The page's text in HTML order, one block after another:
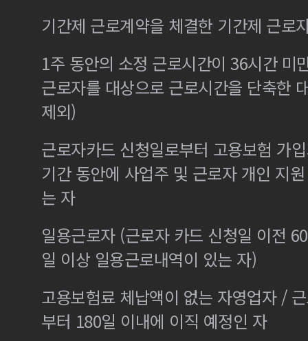
기간제 근로계약을 체결한 기간제 근로
1주 동안의 소정 근로시간이 36시간 미
근로자를 대상으로 근로시간을 단축한
제외)
근로자카드 신청일로부터 고용보험 가
기간 동안에 사업주 및 근로자 개인 지
는 자
일용근로자 (근로자 카드 신청일 이전
일 이상 일용근로내역이 있는 자)
고용보험료 체납액이 없는 자영업자 /
부터 180일 이내에 이직 예정인 자